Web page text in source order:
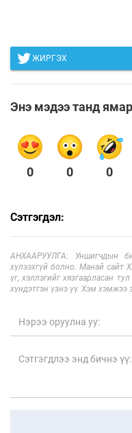
ЖИРГЭХ
Энэ мэдээ танд
0 0 0
Сэтгэгдэл:
АНХААРУУЛГА: Уншигчдын
хүлээхгүй болно. Манай сайт
үг, хэллэгийг хязгаарласан
хүндэтгэн үзнэ үү. Хэм хэмжээ